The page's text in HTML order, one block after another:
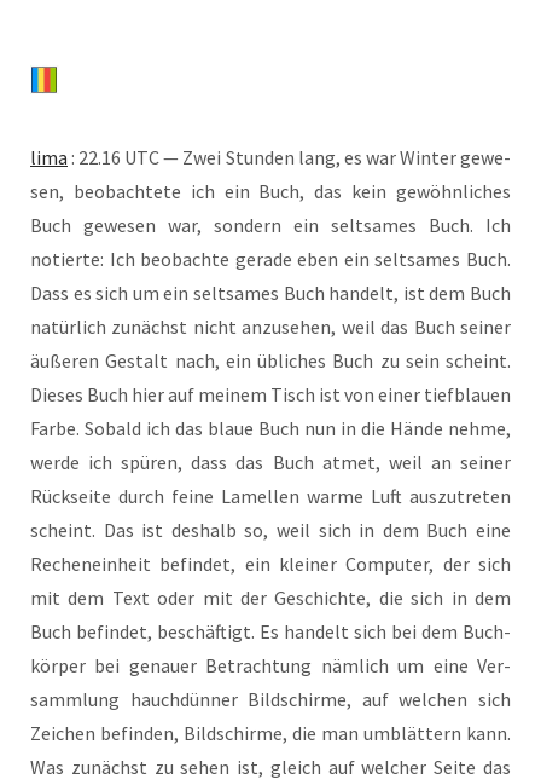
lima : 22.16 UTC — Zwei Stun­den lang, es war Win­ter gewe­
sen, beob­ach­te­te ich ein Buch, das kein gewöhn­li­ches
Buch gewe­sen war, son­dern ein selt­sa­mes Buch. Ich
notier­te: Ich beob­ach­te gera­de eben ein selt­sa­mes Buch.
Dass es sich um ein selt­sa­mes Buch han­delt, ist dem Buch
natür­lich zunächst nicht anzu­se­hen, weil das Buch sei­ner
äuße­ren Gestalt nach, ein übli­ches Buch zu sein scheint.
Die­ses Buch hier auf mei­nem Tisch ist von einer tief­blau­en
Far­be. Sobald ich das blaue Buch nun in die Hän­de neh­me,
wer­de ich spü­ren, dass das Buch atmet, weil an sei­ner
Rück­sei­te durch fei­ne Lamel­len war­me Luft aus­zu­tre­ten
scheint. Das ist des­halb so, weil sich in dem Buch eine
Rechen­ein­heit befin­det, ein klei­ner Com­pu­ter, der sich
mit dem Text oder mit der Geschich­te, die sich in dem
Buch befin­det, beschäf­tigt. Es han­delt sich bei dem Buch­
kör­per bei genau­er Betrach­tung näm­lich um eine Ver­
samm­lung hauch­dün­ner Bild­schir­me, auf wel­chen sich
Zei­chen befin­den, Bild­schir­me, die man umblät­tern kann.
Was zunächst zu sehen ist, gleich auf wel­cher Sei­te das